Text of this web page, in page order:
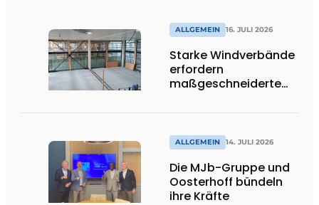
ALLGEMEIN 16. JULI 2026
Starke Windverbände
erfordern
maßgeschneiderte
ALLGEMEIN 14. JULI 2026
Die MJb-Gruppe und
Oosterhoff bündeln
ihre Kräfte